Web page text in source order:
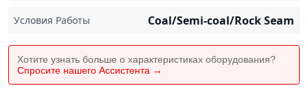
Условия Работы Coal/Semi-coal/Rock Seam
Хотите узнать больше о характеристиках оборудования?
Спросите нашего Ассистента →